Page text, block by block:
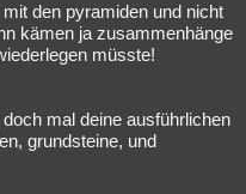
den pyramiden und nicht
kämen ja zusammenhänge
müsste!
mal deine ausführlichen
grundsteine, und